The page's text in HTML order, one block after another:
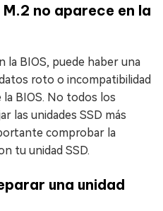
M.2 no aparece en la
la BIOS, puede haber una
roto o incompatibilidad
BIOS. No todos los
las unidades SSD más
comprobar la
tu unidad SSD.
una unidad